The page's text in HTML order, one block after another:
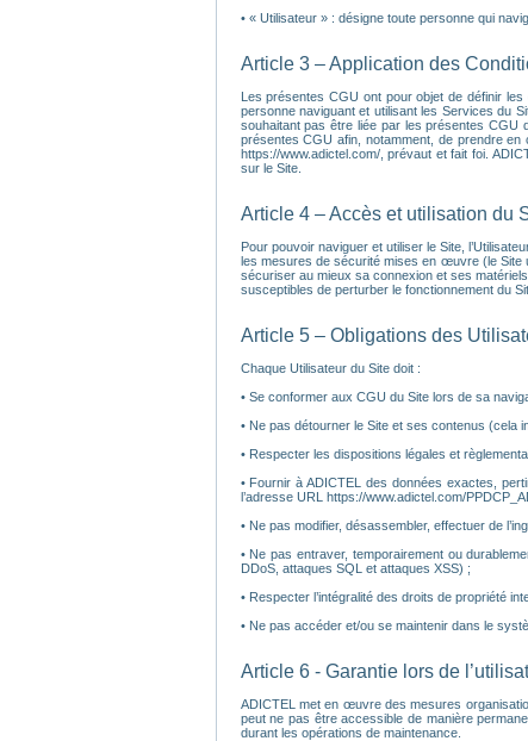
• « Utilisateur » : désigne toute personne qui
Article 3 – Application des
Les présentes CGU ont pour objet de définir
personne naviguant et utilisant les Services du
souhaitant pas être liée par les présentes CGU
présentes CGU afin, notamment, de prendre en
https://www.adictel.com/, prévaut et fait foi.
sur le Site.
Article 4 – Accès et utilisation du
Pour pouvoir naviguer et utiliser le Site,
les mesures de sécurité mises en œuvre (le Site
sécuriser au mieux sa connexion et ses
susceptibles de perturber le fonctionnement du
Article 5 – Obligations des
Chaque Utilisateur du Site doit :
• Se conformer aux CGU du Site lors de sa
• Ne pas détourner le Site et ses contenus (cela
• Respecter les dispositions légales et
• Fournir à ADICTEL des données exactes,
l’adresse URL https://www.adictel.com/
• Ne pas modifier, désassembler, effectuer de
• Ne pas entraver, temporairement ou
DDoS, attaques SQL et attaques XSS) ;
• Respecter l’intégralité des droits de propriété
• Ne pas accéder et/ou se maintenir dans le
Article 6 - Garantie lors de
ADICTEL met en œuvre des mesures
peut ne pas être accessible de manière
durant les opérations de maintenance.